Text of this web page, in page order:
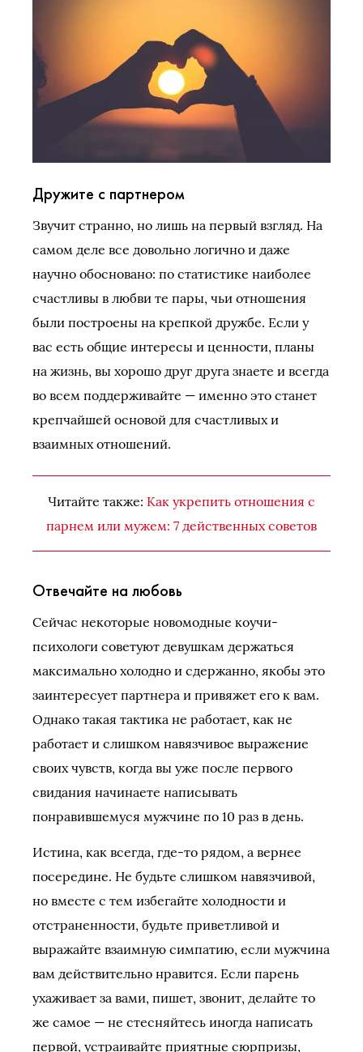
Дружите с партнером
Звучит странно, но лишь на первый взгляд. На
самом деле все довольно логично и даже
научно обосновано: по статистике наиболее
счастливы в любви те пары, чьи отношения
были построены на крепкой дружбе. Если у
вас есть общие интересы и ценности, планы
на жизнь, вы хорошо друг друга знаете и всегда
во всем поддерживайте — именно это станет
крепчайшей основой для счастливых и
взаимных отношений.
Читайте также: Как укрепить отношения с
парнем или мужем: 7 действенных советов
Отвечайте на любовь
Сейчас некоторые новомодные коучи-
психологи советуют девушкам держаться
максимально холодно и сдержанно, якобы это
заинтересует партнера и привяжет его к вам.
Однако такая тактика не работает, как не
работает и слишком навязчивое выражение
своих чувств, когда вы уже после первого
свидания начинаете написывать
понравившемуся мужчине по 10 раз в день.
Истина, как всегда, где-то рядом, а вернее
посередине. Не будьте слишком навязчивой,
но вместе с тем избегайте холодности и
отстраненности, будьте приветливой и
выражайте взаимную симпатию, если мужчина
вам действительно нравится. Если парень
ухаживает за вами, пишет, звонит, делайте то
же самое — не стесняйтесь иногда написать
первой, устраивайте приятные сюрпризы,